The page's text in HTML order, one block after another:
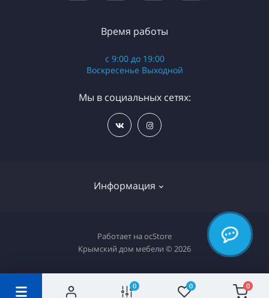
0 0 0
Информация
Разработка сайта WebStar
Связаться с нами
Возврат товара
Карта сайта
Время работы
с 9:00 до 19:00
Воскресенье Выходной
Мы в социальных сетях:
Работает на ocStore
Крымский дом мебели © 2026